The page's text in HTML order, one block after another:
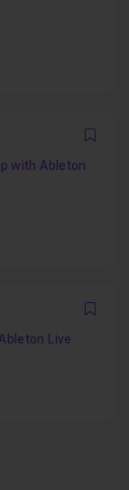
with Ableton
Live